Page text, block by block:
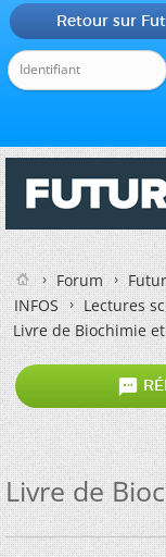
Retour sur
Forum
INFOS
Lectures
Livre de Biochimie

Livre de